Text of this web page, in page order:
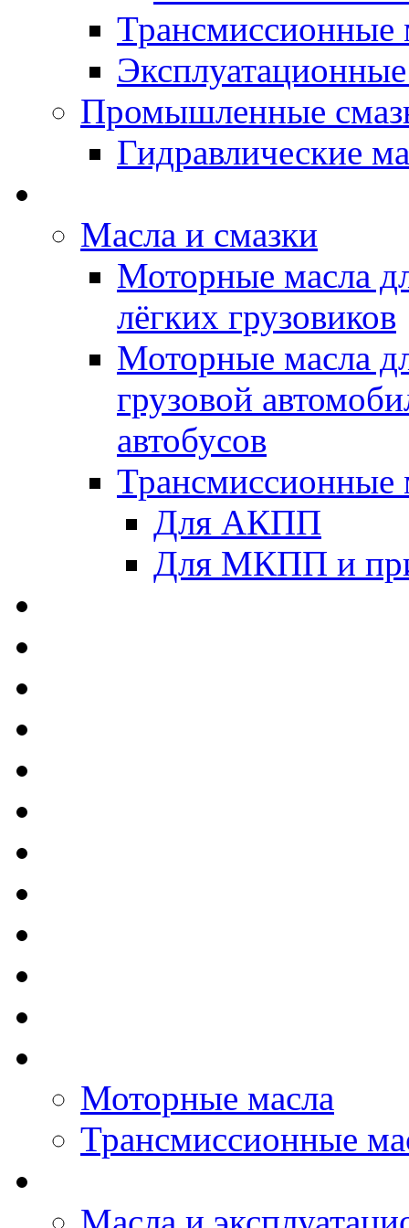
Трансмиссионные
Промышленные
Гидравлические
Масла и смазки
Моторные масла
лёгких грузовиков
Моторные масла
грузовой
автобусов
Трансмиссионные
Для АКПП
Для МКПП и
Моторные масла
Трансмиссионные